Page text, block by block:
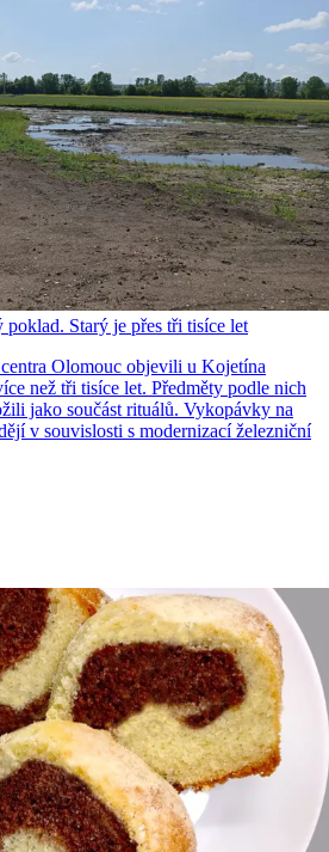
Starý je přes tři tisíce let
Olomouc objevili u Kojetína
než tři tisíce let. Předměty podle nich
jako součást rituálů. Vykopávky na
v souvislosti s modernizací železniční